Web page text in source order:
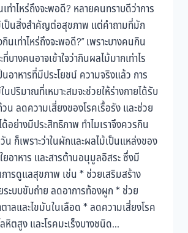
ท่าไหร่ถึงจะพอดี? หลายคนทราบดีว่าการ
ป็นสิ่งสำคัญต่อสุขภาพ แต่คำถามที่มัก
นเท่าไหร่ถึงจะพอดี?” เพราะบางคนกิน
บางคนอาจเข้าใจว่ากินผลไม้มากเท่าไร
นอาหารที่มีประโยชน์ ความจริงแล้ว การ
ปริมาณที่เหมาะสมจะช่วยให้ร่างกายได้รับ
น ลดความเสี่ยงของโรคเรื้อรัง และช่วย
อย่างมีประสิทธิภาพ ทำไมเราจึงควรกิน
ก็เพราะว่าในผักและผลไม้เป็นแหล่งของ
อาหาร และสารต้านอนุมูลอิสระ ซึ่งมี
ารดูแลสุขภาพ เช่น * ช่วยเสริมสร้าง
ะบบขับถ่าย ลดอาการท้องผูก * ช่วย
าลและไขมันในเลือด * ลดความเสี่ยงโรค
หิตสูง และโรคมะเร็งบางชนิด...